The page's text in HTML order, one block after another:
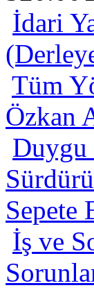
İdari
Tüm
Özkan
Duygu
Sepete
İş ve